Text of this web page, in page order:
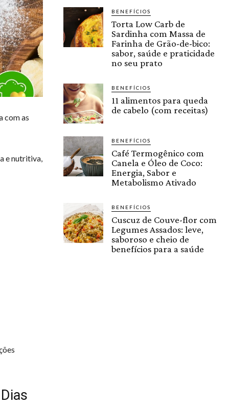
com as
e nutritiva,
BENEFÍCIOS
Torta Low Carb de
Sardinha com Massa de
Farinha de Grão-de-bico:
sabor, saúde e praticidade
no seu prato
BENEFÍCIOS
11 alimentos para queda
de cabelo (com receitas)
BENEFÍCIOS
Café Termogênico com
Canela e Óleo de Coco:
Energia, Sabor e
Metabolismo Ativado
BENEFÍCIOS
Cuscuz de Couve-flor com
Legumes Assados: leve,
saboroso e cheio de
benefícios para a saúde